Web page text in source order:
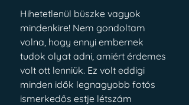
Hihetetlenül büszke vagyok
mindenkire! Nem gondoltam
volna, hogy ennyi embernek
tudok olyat adni, amiért érdemes
volt ott lenniük. Ez volt eddigi
minden idők legnagyobb fotós
ismerkedős estje létszám